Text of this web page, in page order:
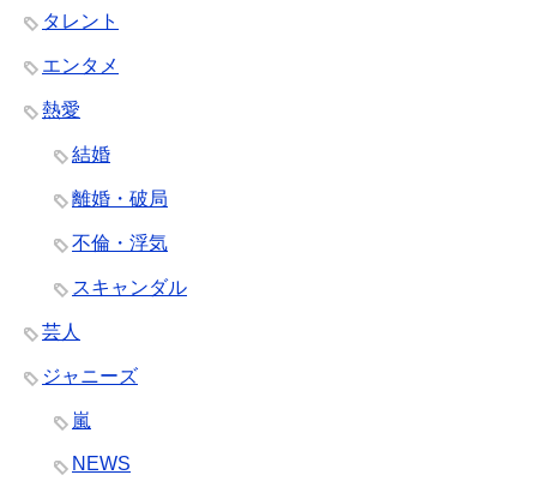
タレント
エンタメ
熱愛
結婚
離婚・破局
不倫・浮気
スキャンダル
芸人
ジャニーズ
嵐
NEWS